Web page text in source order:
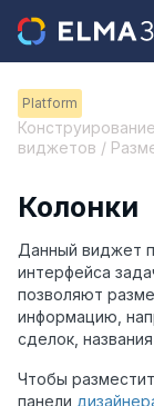
Platform
виджетов /
Колонки
Данный виджет
интерфейса
позволяют
информацию,
сделок,
Чтобы
панели